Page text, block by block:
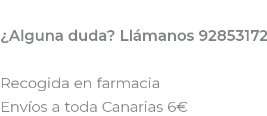
al
¿Alguna duda? Llámanos
Recogida en farmacia
Envíos a toda Canarias 6€